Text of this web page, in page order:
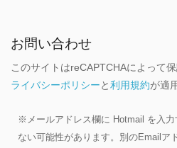
お問い合わせ
このサイトはreCAPTCHAによって
ライバシーポリシーと利用規約が適
※メールアドレス欄に Hotmail を入力
ない可能性があります。別のEmailア